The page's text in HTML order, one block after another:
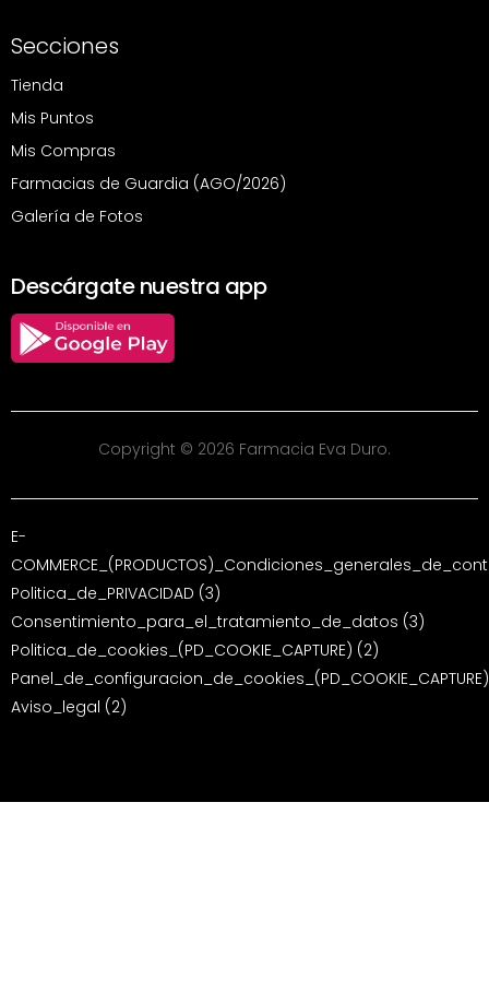
Secciones
Tienda
Mis Puntos
Mis Compras
Farmacias de Guardia (AGO/2026)
Galería de Fotos
Descárgate nuestra app
Copyright © 2026 Farmacia Eva Duro.
E-
Politica_de_PRIVACIDAD (3)
Consentimiento_para_el_tratamiento_de_datos (3)
Politica_de_cookies_(PD_COOKIE_CAPTURE) (2)
Panel_de_configuracion_de_cookies_(PD_COOKIE_CAPTURE)
Aviso_legal (2)